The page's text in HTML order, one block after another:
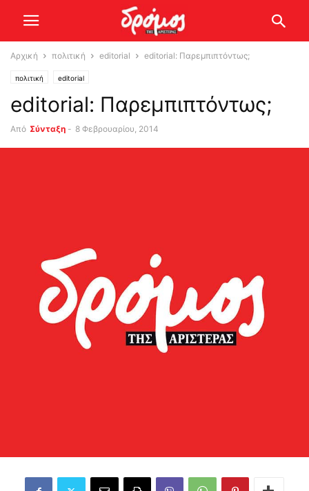
Αρχική πολιτική editorial editorial: Παρεμπιπτόντως;
πολιτική editorial
editorial: Παρεμπιπτόντως;
Από Σύνταξη - 8 Φεβρουαρίου, 2014